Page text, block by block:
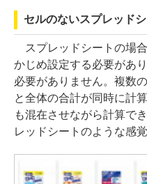
セルのないスプレッド
スプレッドシートの場
かじめ設定する必要があ
必要がありません。複数
と全体の合計が同時に計
も混在させながら計算で
レッドシートのような感